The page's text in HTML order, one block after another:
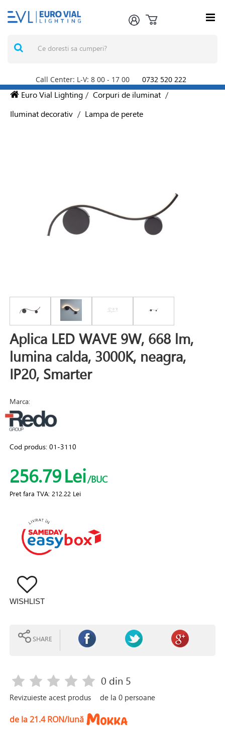
Call Center: L-V: 8 00 - 17 00 0732 520 222
Euro Vial Lighting / Corpuri de iluminat /
Iluminat decorativ / Lampa de perete
Aplica LED WAVE 9W, 668 lm,
lumina calda, 3000K, neagra,
IP20, Smarter
Marca:
Cod produs:01-3110
256.79Lei/BUC
Pret fara TVA:212.22 Lei
WISHLIST
SHARE
Revizuieste acest produs
0 din 5
de la0 persoane
de la 21.4 RON/lună